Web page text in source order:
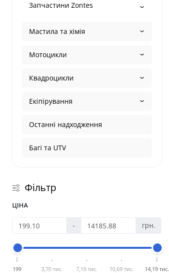
Запчастини Zontes
Мастила та хімія
Мотоцикли
Квадроцикли
Екіпірування
Останні надходження
Багі та UTV
Фільтр
ЦІНА
- грн.
199 3,70 тис. 7,19 тис. 10,69 тис. 14,19 тис.